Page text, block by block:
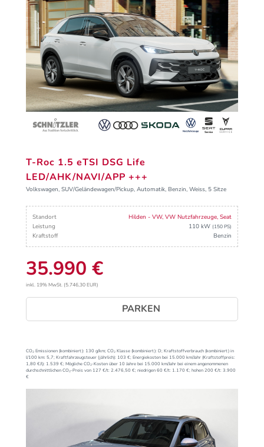
T-Roc 1.5 eTSI DSG Life
LED/AHK/NAVI/APP +++
Volkswagen, SUV/Geländewagen/Pickup, Automatik, Benzin, Weiss, 5 Sitze
Standort
Hilden - VW, VW Nutzfahrzeuge, Seat
Leistung
110 kW (150 PS)
Kraftstoff Benzin
35.990 €
inkl. 19% MwSt. (5.746,30 EUR)
PARKEN
CO₂ Emissionen (kombiniert): 130 g/km;CO₂ Klasse (kombiniert):D;Kraftstoffverbrauch (kombiniert) in
l/100 km:5,7;Kraftfahrzeugsteuer (jährlich): 103 €;Energiekosten bei 15.000 km/Jahr (Kraftstoffpreis:
1,80 €/l): 1.539 €;Mögliche CO₂-Kosten über 10 Jahre bei 15.000 km/Jahr bei einem angenommenen
durchschnittlichen CO₂-Preis von 127 €/t:2.476,50 €; niedrigen 60 €/t: 1.170 €; hohen 200 €/t: 3.900
€